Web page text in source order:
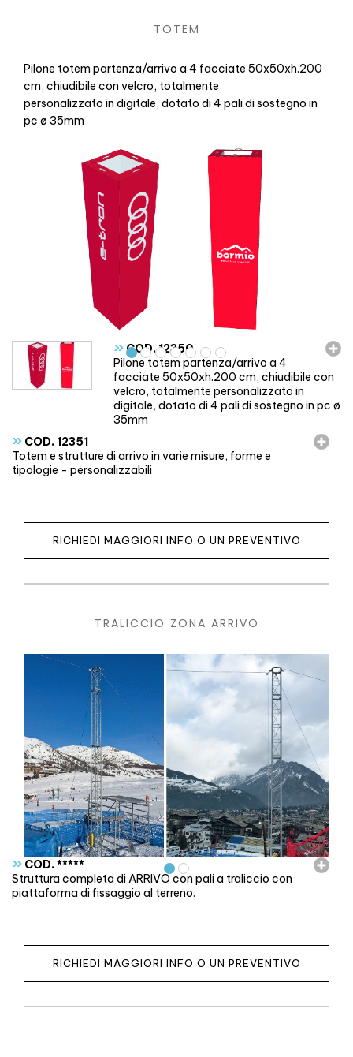
TOTEM
Pilone totem partenza/arrivo a 4 facciate 50x50xh.200
cm, chiudibile con velcro, totalmente
personalizzato in digitale, dotato di 4 pali di sostegno in
pc ø 35mm
»COD. 12350
Pilone totem partenza/arrivo a 4
facciate 50x50xh.200 cm, chiudibile con
velcro, totalmente personalizzato in
digitale, dotato di 4 pali di sostegno in pc ø
35mm
» COD. 12351
Totem e strutture di arrivo in varie misure, forme e
tipologie - personalizzabili
RICHIEDI MAGGIORI INFO O UN PREVENTIVO
TRALICCIO ZONA ARRIVO
» COD. *****
Struttura completa di ARRIVO con pali a traliccio con
piattaforma di fissaggio al terreno.
RICHIEDI MAGGIORI INFO O UN PREVENTIVO